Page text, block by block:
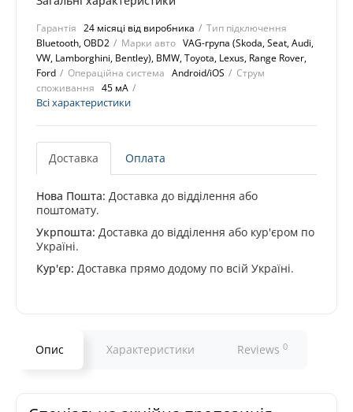
Гарантія 24 місяці від виробника
Тип підключення
Bluetooth, OBD2
Марки авто VAG-група (Skoda, Seat, Audi,
VW, Lamborghini, Bentley), BMW, Toyota, Lexus, Range Rover,
Ford
Операційна система Android/iOS
Струм
споживання 45 мА
Всі характеристики
Доставка Оплата
Нова Пошта: Доставка до відділення або
поштомату.
Укрпошта: Доставка до відділення або кур'єром по
Україні.
Кур'єр: Доставка прямо додому по всій Україні.
Опис Характеристики Reviews 0